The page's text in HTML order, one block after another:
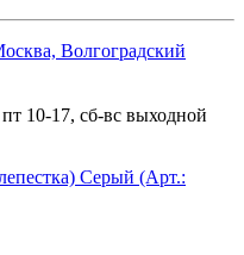
Волгоградский
10-17, сб-вс выходной
Серый (Арт.: